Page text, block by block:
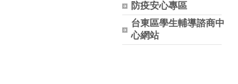
防疫安心專區
台東區學生輔導諮商中
心網站